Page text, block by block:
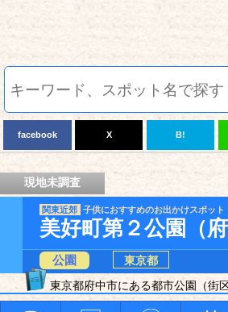
facebook X B!
現地未調査
関東近郊 子供におすすめのお出かけスポット
美好町第２公園（府
公園
東京都
東京都府中市にある都市公園（街